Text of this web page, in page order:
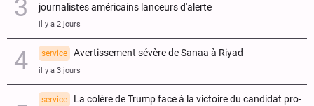
journalistes américains lanceurs d'alerte
il y a 2 jours
service Avertissement sévère de Sanaa à Riyad
il y a 3 jours
service
La colère de Trump face à la victoire du candidat pro-